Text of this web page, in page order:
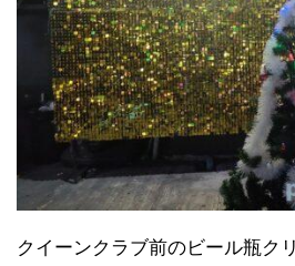
クイーンクラブ前のビール瓶ク